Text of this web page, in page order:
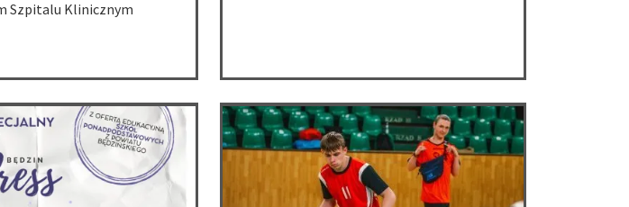
Szpitalu Klinicznym
w jednym miejscu, czyli oferta edukacyjna w powiecie będzińskim.
XXIX Integracyjne Mistrzostwa Śląska i Zagłębia w tenisie